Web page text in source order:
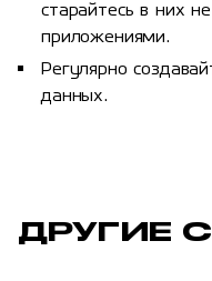
старайтесь в них
приложениями.
Регулярно
данных.
ДРУГИЕ